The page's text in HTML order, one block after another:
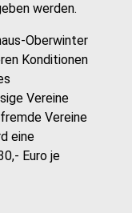
werden.
Oberwinter
Konditionen
Vereine
Vereine
eine
Euro je